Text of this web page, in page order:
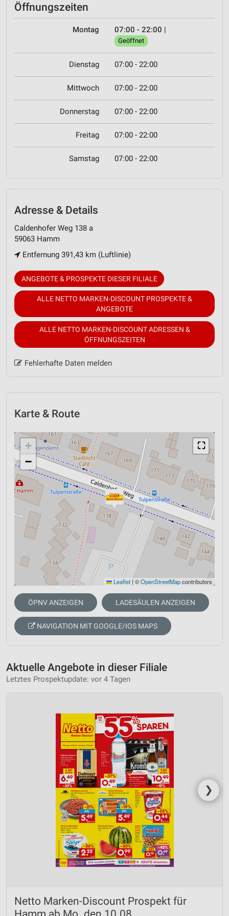
Öffnungszeiten
Montag 07:00 - 22:00 |
Geöffnet
Dienstag 07:00 - 22:00
Mittwoch 07:00 - 22:00
Donnerstag 07:00 - 22:00
Freitag 07:00 - 22:00
Samstag 07:00 - 22:00
Adresse & Details
Caldenhofer Weg 138 a
59063 Hamm
Entfernung 391,43 km (Luftlinie)
ANGEBOTE & PROSPEKTE DIESER FILIALE
ALLE NETTO MARKEN-DISCOUNT PROSPEKTE &
ANGEBOTE
ALLE NETTO MARKEN-DISCOUNT ADRESSEN &
ÖFFNUNGSZEITEN
Fehlerhafte Daten melden
Karte & Route
⛶
+
−
Leaflet | ©OpenStreetMapcontributors
ÖPNV ANZEIGEN LADESÄULEN ANZEIGEN
NAVIGATION MIT GOOGLE/IOS MAPS
Aktuelle Angebote in dieser Filiale
Letztes Prospektupdate: vor 4 Tagen
❯
Netto Marken-Discount Prospekt für